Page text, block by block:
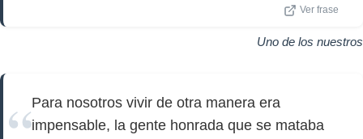
Ver frase
Uno de los nuestros
Para nosotros vivir de otra manera era
impensable, la gente honrada que se mataba